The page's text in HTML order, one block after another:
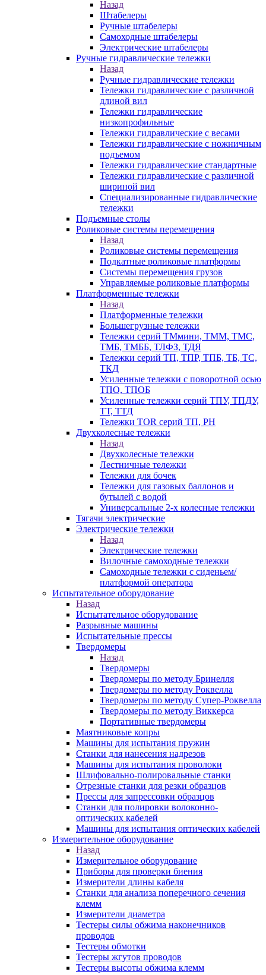
Назад
Штабелеры
Ручные штабелеры
Самоходные штабелеры
Электрические штабелеры
Ручные гидравлические тележки
Назад
Ручные гидравлические тележки
Тележки гидравлические с различной
длиной вил
Тележки гидравлические
низкопрофильные
Тележки гидравлические с весами
Тележки гидравлические с ножничным
подъемом
Тележки гидравлические стандартные
Тележки гидравлические с различной
шириной вил
Специализированные гидравлические
тележки
Подъемные столы
Роликовые системы перемещения
Назад
Роликовые системы перемещения
Подкатные роликовые платформы
Системы перемещения грузов
Управляемые роликовые платформы
Платформенные тележки
Назад
Платформенные тележки
Большегрузные тележки
Тележки серий ТМмини, ТММ, ТМС,
ТМБ, ТМББ, ТЛФЗ, ТДЯ
Тележки серий ТП, ТПР, ТПБ, ТБ, ТС,
ТКД
Усиленные тележки с поворотной осью
ТПО, ТПОБ
Усиленные тележки серий ТПУ, ТПДУ,
ТТ, ТТД
Тележки TOR серий ТП, PH
Двухколесные тележки
Назад
Двухколесные тележки
Лестничные тележки
Тележки для бочек
Тележки для газовых баллонов и
бутылей с водой
Универсальные 2-х колесные тележки
Тягачи электрические
Электрические тележки
Назад
Электрические тележки
Вилочные самоходные тележки
Самоходные тележки с сиденьем/
платформой оператора
Испытательное оборудование
Назад
Испытательное оборудование
Разрывные машины
Испытательные прессы
Твердомеры
Назад
Твердомеры
Твердомеры по методу Бринелля
Твердомеры по методу Роквелла
Твердомеры по методу Супер-Роквелла
Твердомеры по методу Виккерса
Портативные твердомеры
Маятниковые копры
Машины для испытания пружин
Станки для нанесения надрезов
Машины для испытания проволоки
Шлифовально-полировальные станки
Отрезные станки для резки образцов
Прессы для запрессовки образцов
Станки для полировки волоконно-
оптических кабелей
Машины для испытания оптических кабелей
Измерительное оборудование
Назад
Измерительное оборудование
Приборы для проверки биения
Измерители длины кабеля
Станки для анализа поперечного сечения
клемм
Измерители диаметра
Тестеры силы обжима наконечников
проводов
Тестеры обмотки
Тестеры жгутов проводов
Тестеры высоты обжима клемм